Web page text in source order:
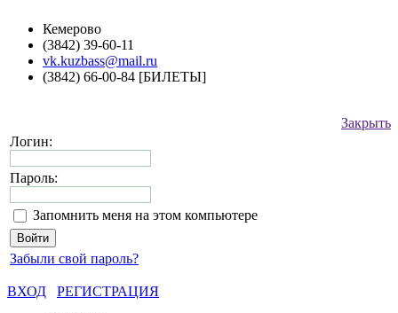
Кемерово
(3842) 39-60-11
vk.kuzbass@mail.ru
(3842) 66-00-84 [БИЛЕТЫ]
Закрыть
Логин:
Пароль:
Запомнить меня на этом компьютере
Забыли свой пароль?
ВХОД
РЕГИСТРАЦИЯ